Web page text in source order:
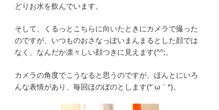
どりお水を飲んでいます。
そして、くるっとこちらに向いたときにカメラで撮った
のですが、いつものおさなっぽいまんまるとした顔では
なく、なんだか凛々しい顔つきに見えます(^^;。
カメラの角度でこうなると思うのですが、ほんとにいろ
んな表情があり、毎回ほのぼのとします(*´ω｀*)。